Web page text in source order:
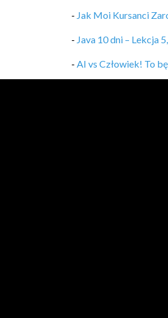
- Jak Moi Kursanci
- Java 10 dni – Lekcja
- AI vs Człowiek! To